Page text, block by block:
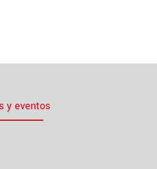
y eventos